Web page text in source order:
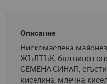
началото
галерия
снимки
Описание
Нискомаслена
ЖЪЛТЪК, бял винен
СЕМЕНА СИНАП,
киселина, млечна